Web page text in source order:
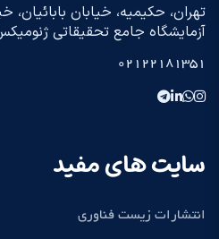
تهران، حکیمیه، خیابان بابائیان،
آزمایشگاه جامع تحقیقاتی
02122181351
سایت های مفید
انتشارات زیست فناوری